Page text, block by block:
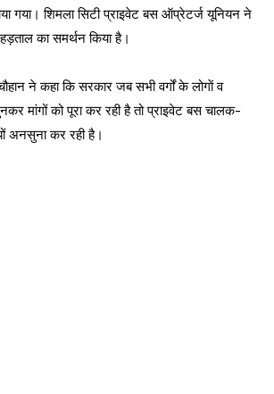
गया। शिमला सिटी प्राइवेट बस ऑप्रेटर्ज यूनियन ने
का समर्थन किया है।
ने कहा कि सरकार जब सभी वर्गों के लोगाें व
मांगों को पूरा कर रही है तो प्राइवेट बस चालक-
अनसुना कर रही है।